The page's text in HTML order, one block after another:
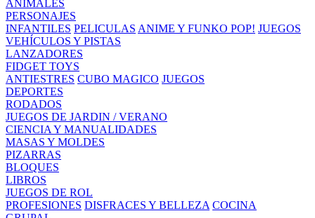
ANIMALES
PERSONAJES
INFANTILES PELICULAS ANIME Y FUNKO POP! JUEGOS
VEHÍCULOS Y PISTAS
LANZADORES
FIDGET TOYS
ANTIESTRES CUBO MAGICO JUEGOS
DEPORTES
RODADOS
JUEGOS DE JARDIN / VERANO
CIENCIA Y MANUALIDADES
MASAS Y MOLDES
PIZARRAS
BLOQUES
LIBROS
JUEGOS DE ROL
PROFESIONES DISFRACES Y BELLEZA COCINA